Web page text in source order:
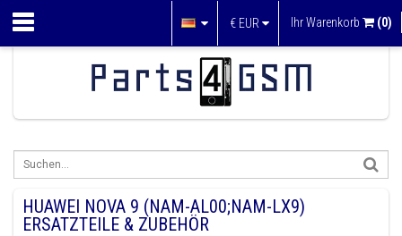
€ EUR Ihr Warenkorb (0)
HUAWEI NOVA 9 (NAM-AL00;NAM-LX9)
ERSATZTEILE & ZUBEHÖR